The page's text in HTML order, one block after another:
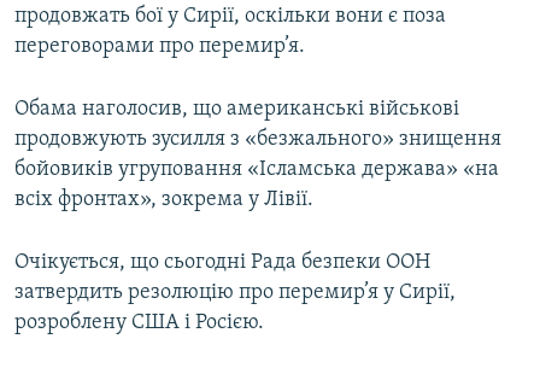
продовжать бої у Сирії, оскільки вони є поза
переговорами про перемир’я.
Обама наголосив, що американські військові
продовжують зусилля з «безжального» знищення
бойовиків угруповання «Ісламська держава» «на
всіх фронтах», зокрема у Лівії.
Очікується, що сьогодні Рада безпеки ООН
затвердить резолюцію про перемир’я у Сирії,
розроблену США і Росією.